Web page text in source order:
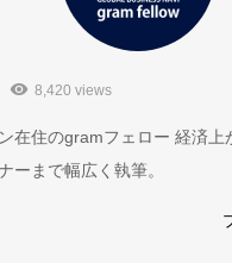
8,420 views
在住のgramフェロー 経済上
ーまで幅広く執筆。